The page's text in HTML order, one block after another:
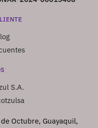
S.A.
Octubre, Guayaquil,